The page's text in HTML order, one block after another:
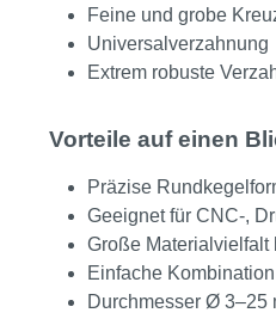
Feine und grobe
Universalverzahnung
Extrem robuste
Vorteile auf einen
Präzise
Geeignet für CNC-,
Große Materialvielfalt
Einfache
Durchmesser Ø 3–25